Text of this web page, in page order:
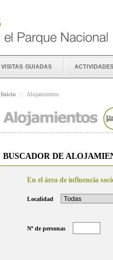
visitas guiadas actividades
Inicio :: Alojamientos
BUSCADOR DE
En el área de influencia
Localidad
Nº de personas